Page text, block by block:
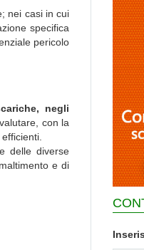
nei casi in cui
specifica
pericolo
negli
con la
delle diverse
e di